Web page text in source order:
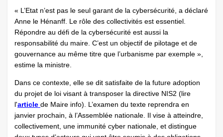
« L’Etat n’est pas le seul garant de la cybersécurité, a déclaré
Anne le Hénanff. Le rôle des collectivités est essentiel.
Répondre au défi de la cybersécurité est aussi la
responsabilité du maire. C’est un objectif de pilotage et de
gouvernance au même titre que l’urbanisme par exemple »,
estime la ministre.
Dans ce contexte, elle se dit satisfaite de la future adoption
du projet de loi visant à transposer la directive NIS2 (lire
l'article de Maire info). L’examen du texte reprendra en
janvier prochain, à l’Assemblée nationale. Il vise à atteindre,
collectivement, une immunité cyber nationale, et distingue